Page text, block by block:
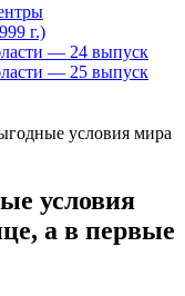
г.)
— 24 выпуск
— 25 выпуск
условия мира
условия
а в первые